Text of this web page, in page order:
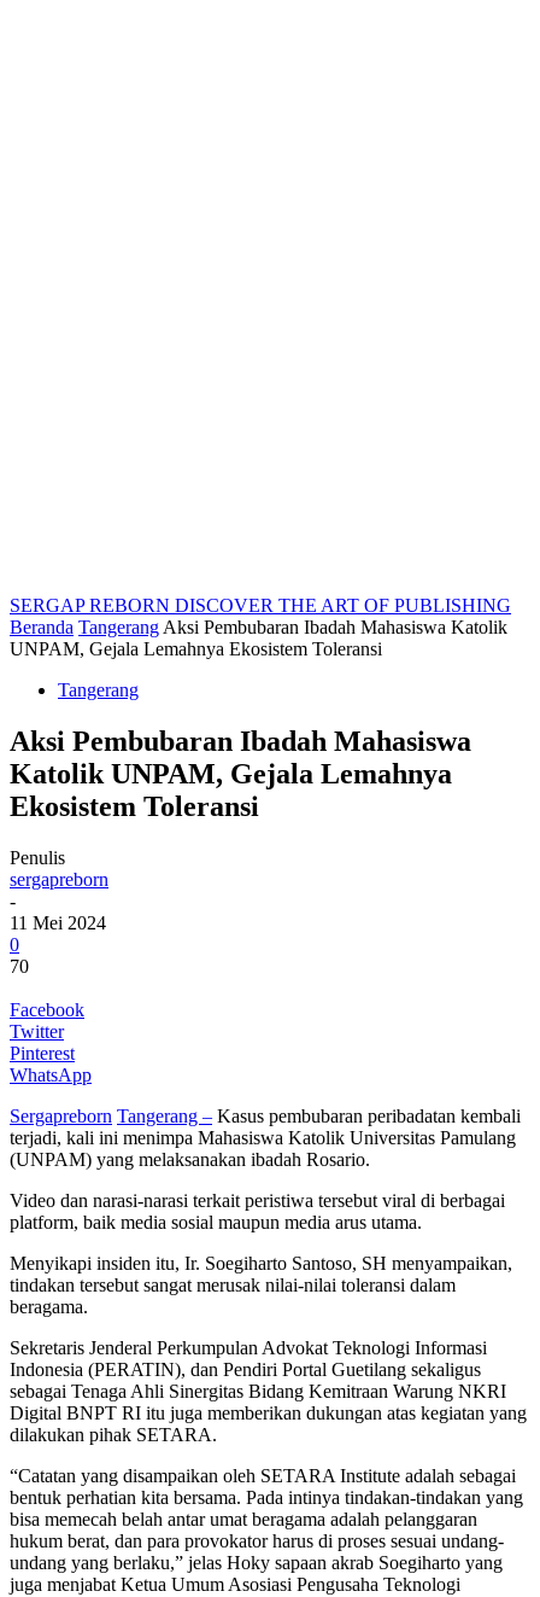
SERGAP REBORN DISCOVER THE ART OF PUBLISHING
Beranda Tangerang Aksi Pembubaran Ibadah Mahasiswa Katolik
UNPAM, Gejala Lemahnya Ekosistem Toleransi
Tangerang
Aksi Pembubaran Ibadah Mahasiswa
Katolik UNPAM, Gejala Lemahnya
Ekosistem Toleransi
Penulis
sergapreborn
-
11 Mei 2024
0
70
Facebook
Twitter
Pinterest
WhatsApp
Sergapreborn Tangerang – Kasus pembubaran peribadatan kembali
terjadi, kali ini menimpa Mahasiswa Katolik Universitas Pamulang
(UNPAM) yang melaksanakan ibadah Rosario.
Video dan narasi-narasi terkait peristiwa tersebut viral di berbagai
platform, baik media sosial maupun media arus utama.
Menyikapi insiden itu, Ir. Soegiharto Santoso, SH menyampaikan,
tindakan tersebut sangat merusak nilai-nilai toleransi dalam
beragama.
Sekretaris Jenderal Perkumpulan Advokat Teknologi Informasi
Indonesia (PERATIN), dan Pendiri Portal Guetilang sekaligus
sebagai Tenaga Ahli Sinergitas Bidang Kemitraan Warung NKRI
Digital BNPT RI itu juga memberikan dukungan atas kegiatan yang
dilakukan pihak SETARA.
“Catatan yang disampaikan oleh SETARA Institute adalah sebagai
bentuk perhatian kita bersama. Pada intinya tindakan-tindakan yang
bisa memecah belah antar umat beragama adalah pelanggaran
hukum berat, dan para provokator harus di proses sesuai undang-
undang yang berlaku,” jelas Hoky sapaan akrab Soegiharto yang
juga menjabat Ketua Umum Asosiasi Pengusaha Teknologi